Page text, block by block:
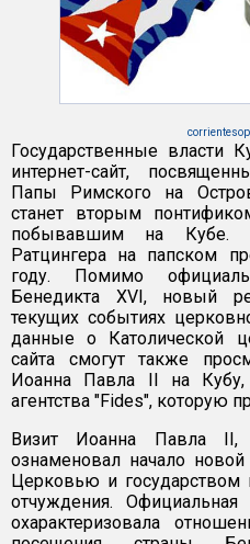
Государственные власти
интернет-сайт,
Папы Римского на
станет вторым
побывавшим на Кубе.
Ратцингера на папском
году. Помимо
Бенедикта XVI, новый
текущих событиях
данные о Католической
сайта смогут также
Иоанна Павла II на Кубу,
агентства "Fides", которую
Визит Иоанна Павла II,
ознаменовал начало
Церковью и государством
отчуждения. Официальная
охарактеризовала